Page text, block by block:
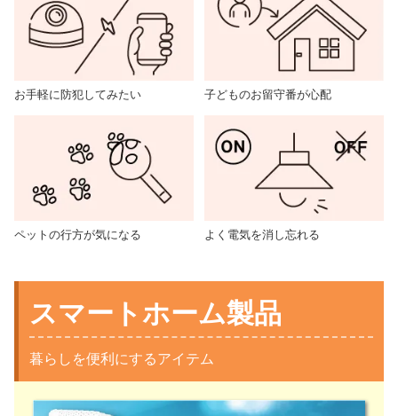
お手軽に防犯してみたい 子どものお留守番が心配
ペットの行方が気になる よく電気を消し忘れる
スマートホーム製品
暮らしを便利にするアイテム